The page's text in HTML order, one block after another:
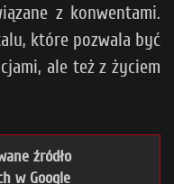
z konwentami.
które pozwala być
ale też z życiem
źródło
w Google